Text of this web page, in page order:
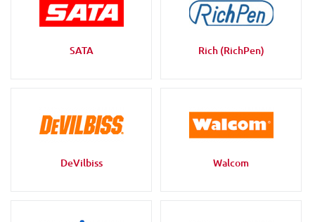
SATA Rich (RichPen)
DeVilbiss Walcom